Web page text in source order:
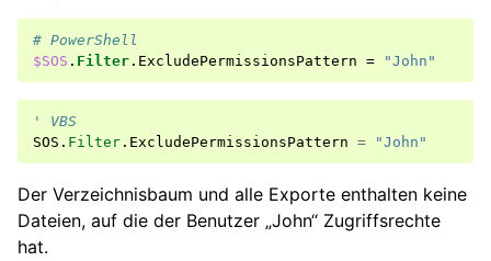
# PowerShell
$SOS . Filter . ExcludePermissionsPattern = "John"
' VBS
SOS . Filter . ExcludePermissionsPattern = "John"
Der Verzeichnisbaum und alle Exporte enthalten keine
Dateien, auf die der Benutzer „John“ Zugriffsrechte
hat.